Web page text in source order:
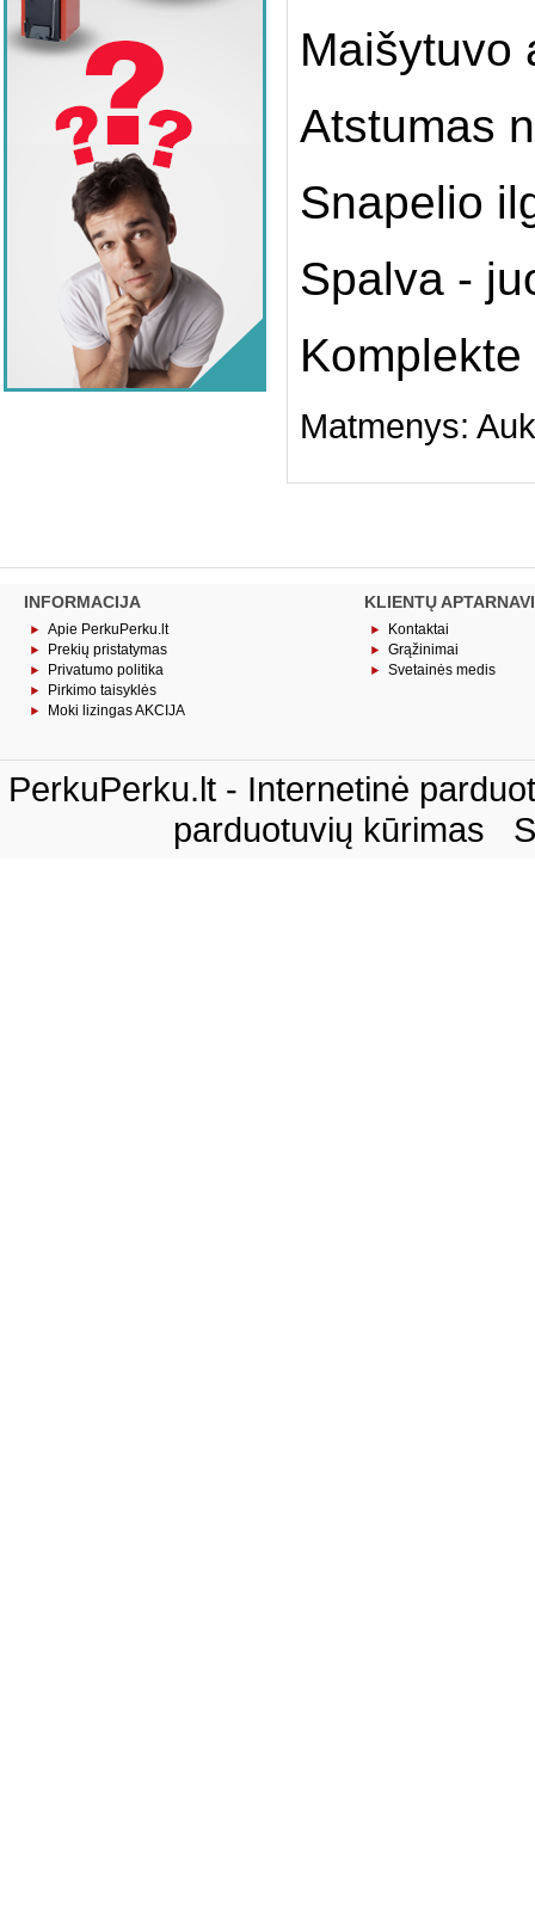
Maišytuvo
Atstumas
Snapelio
Spalva -
Matmenys:
INFORMACIJA
Apie PerkuPerku.lt
Prekių pristatymas
Privatumo politika
Pirkimo taisyklės
Moki lizingas AKCIJA
KLIENTŲ
Kontaktai
Grąžinimai
Svetainės medis
PerkuPerku.lt - Internetinė
parduotuvių kūrimas